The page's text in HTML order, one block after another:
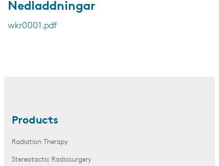
Nedladdningar
wkr0001.pdf
Products
Radiation Therapy
Stereotactic Radiosurgery